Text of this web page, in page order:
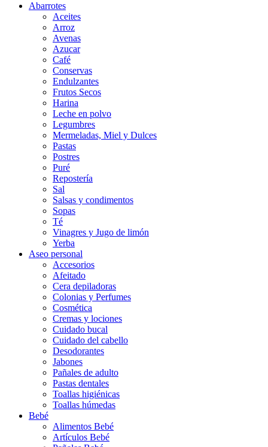
Abarrotes
Aceites
Arroz
Avenas
Azucar
Café
Conservas
Endulzantes
Frutos Secos
Harina
Leche en polvo
Legumbres
Mermeladas, Miel y Dulces
Pastas
Postres
Puré
Repostería
Sal
Salsas y condimentos
Sopas
Té
Vinagres y Jugo de limón
Yerba
Aseo personal
Accesorios
Afeitado
Cera depiladoras
Colonias y Perfumes
Cosmética
Cremas y lociones
Cuidado bucal
Cuidado del cabello
Desodorantes
Jabones
Pañales de adulto
Pastas dentales
Toallas higiénicas
Toallas húmedas
Bebé
Alimentos Bebé
Artículos Bebé